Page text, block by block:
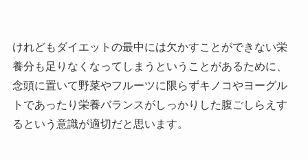
けれどもダイエットの最中には欠かすことができない栄
養分も足りなくなってしまうということがあるために、
念頭に置いて野菜やフルーツに限らずキノコやヨーグル
トであったり栄養バランスがしっかりした腹ごしらえす
るという意識が適切だと思います。